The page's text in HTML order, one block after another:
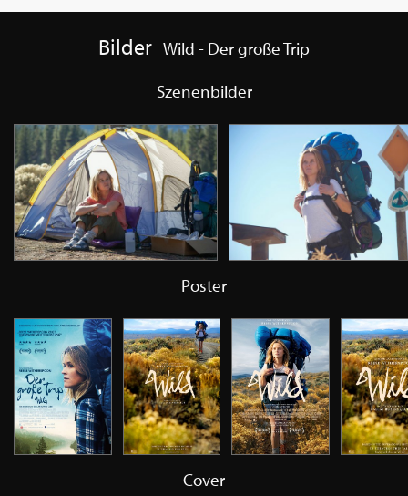
Bilder Wild - Der große Trip
Szenenbilder
Poster
Cover